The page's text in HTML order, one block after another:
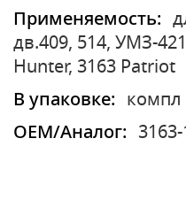
Применяемость:
дв.409, 514, УМЗ-
Hunter, 3163 Patriot
В упаковке:
компл
OEM/Аналог: